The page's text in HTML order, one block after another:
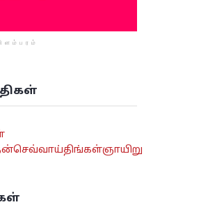
செவ்வாய்திங்கள்ஞாயிறு